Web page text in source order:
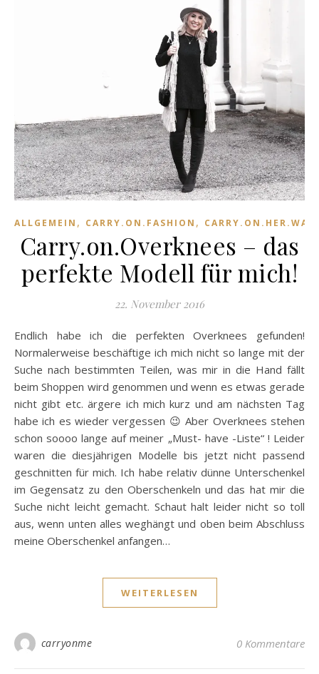
ALLGEMEIN , CARRY.ON.FASHION ,
Carry.on.Overknees – das
perfekte Modell für mich!
22. November 2016
Endlich habe ich die perfekten Overknees gefunden!
Normalerweise beschäftige ich mich nicht so lange mit der
Suche nach bestimmten Teilen, was mir in die Hand fällt
beim Shoppen wird genommen und wenn es etwas gerade
nicht gibt etc. ärgere ich mich kurz und am nächsten Tag
habe ich es wieder vergessen 😉 Aber Overknees stehen
schon soooo lange auf meiner „Must- have -Liste“ ! Leider
waren die diesjährigen Modelle bis jetzt nicht passend
geschnitten für mich. Ich habe relativ dünne Unterschenkel
im Gegensatz zu den Oberschenkeln und das hat mir die
Suche nicht leicht gemacht. Schaut halt leider nicht so toll
aus, wenn unten alles weghängt und oben beim Abschluss
meine Oberschenkel anfangen…
WEITERLESEN
carryonme 0 Kommentare